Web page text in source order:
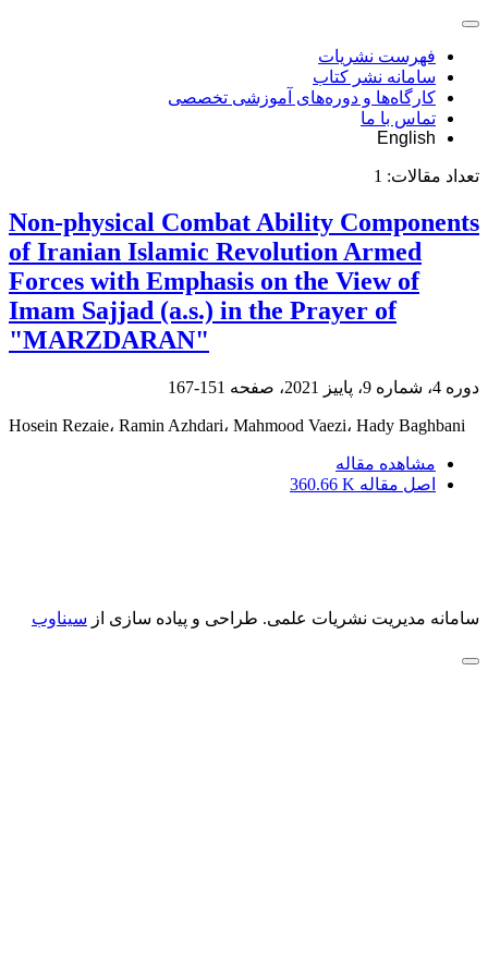
فهرست نشریات
سامانه نشر کتاب
کارگاه‌ها و دوره‌های آموزشی تخصصی
تماس با ما
English
تعداد مقالات: 1
Non-physical Combat Ability Components
of Iranian Islamic Revolution Armed
Forces with Emphasis on the View of
Imam Sajjad (a.s.) in the Prayer of
"MARZDARAN"
دوره 4، شماره 9، پاییز 2021، صفحه 151-167
Hosein Rezaie، Ramin Azhdari، Mahmood Vaezi، Hady Baghbani
مشاهده مقاله
اصل مقاله 360.66 K
سامانه مدیریت نشریات علمی. طراحی و پیاده سازی از سیناوب